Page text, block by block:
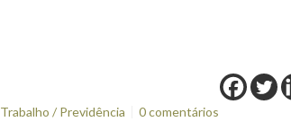
Trabalho / Previdência 0 comentários